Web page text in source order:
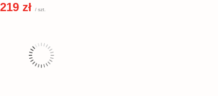
219 zł / szt.